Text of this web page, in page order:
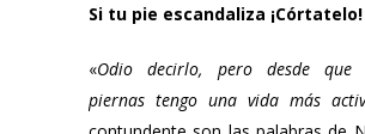
Si tu pie escandaliza ¡Córtatelo!
«Odio decirlo, pero desde que
piernas tengo una vida más